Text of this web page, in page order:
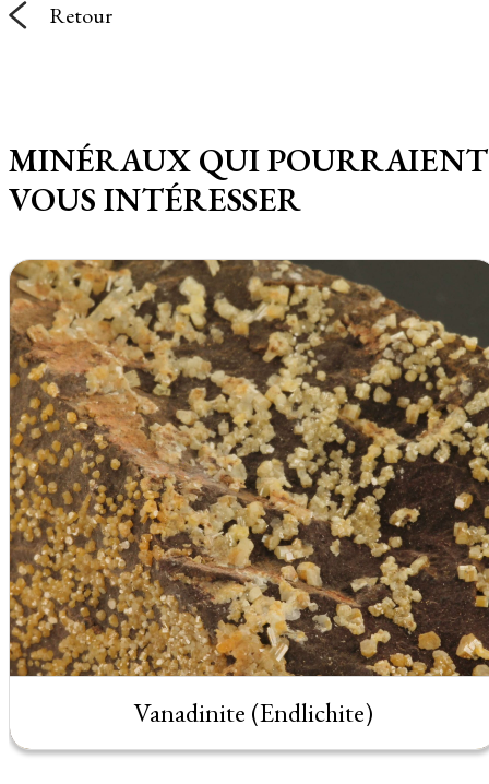
Retour
MINÉRAUX QUI POURRAIENT
VOUS INTÉRESSER
Vanadinite (Endlichite)